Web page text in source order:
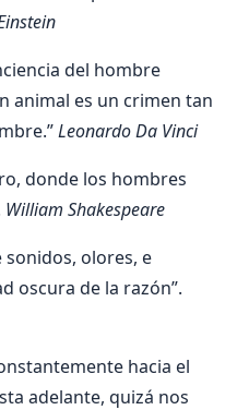
del hombre
animal es un crimen tan
Leonardo Da Vinci
donde los hombres
William Shakespeare
olores, e
oscura de la razón”.
hacia el
adelante, quizá nos